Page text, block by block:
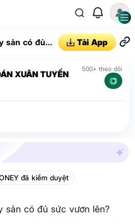
sản có đủ
Tải App
XUÂN TUYẾN 500+ theo dõi
đã kiểm duyệt
sản có đủ sức vươn lên?